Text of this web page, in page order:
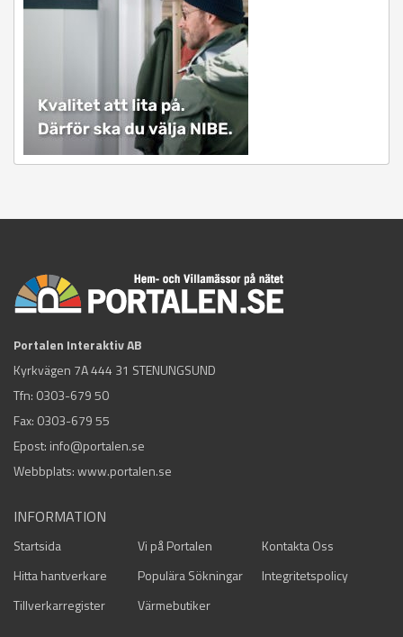
Portalen Interaktiv AB
Kyrkvägen 7A 444 31 STENUNGSUND
Tfn: 0303-679 50
Fax: 0303-679 55
Epost: info@portalen.se
Webbplats: www.portalen.se
INFORMATION
Startsida Vi på Portalen
Kontakta Oss
Hitta hantverkare
Populära Sökningar
Integritetspolicy
Tillverkarregister
Värmebutiker